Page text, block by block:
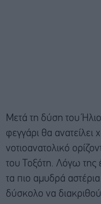
Μετά τη δύση του
φεγγάρι θα ανατείλει
νοτιοανατολικό
του Τοξότη. Λόγω της
τα πιο αμυδρά
δύσκολο να